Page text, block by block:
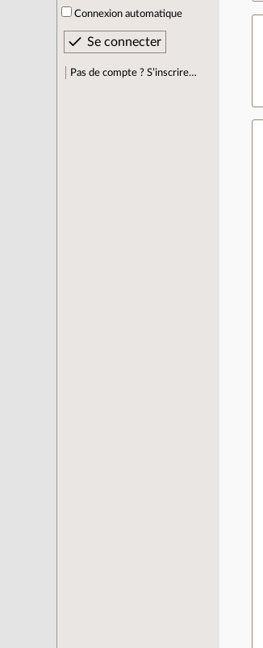
Connexion automatique
Pas de compte ? S’inscrire…